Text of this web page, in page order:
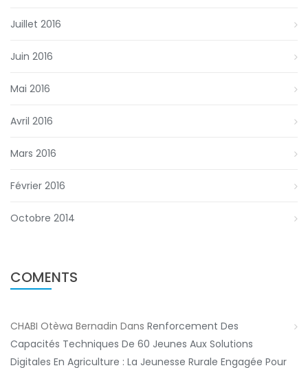
Juillet 2016
Juin 2016
Mai 2016
Avril 2016
Mars 2016
Février 2016
Octobre 2014
COMENTS
CHABI Otèwa Bernadin Dans Renforcement Des
Capacités Techniques De 60 Jeunes Aux Solutions
Digitales En Agriculture : La Jeunesse Rurale Engagée Pour